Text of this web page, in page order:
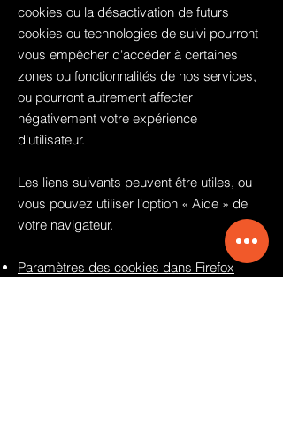
cookies ou la désactivation de futurs
cookies ou technologies de suivi pourront
vous empêcher d'accéder à certaines
zones ou fonctionnalités de nos services,
ou pourront autrement affecter
négativement votre expérience
d'utilisateur.
Les liens suivants peuvent être utiles, ou
vous pouvez utiliser l'option « Aide » de
votre navigateur.
Paramètres des cookies dans Firefox